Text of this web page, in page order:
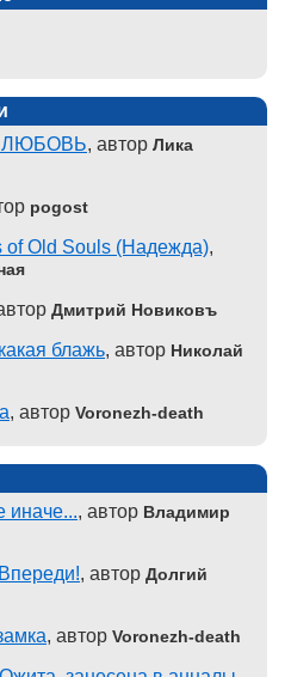
ЛЮБОВЬ, автор Лика
pogost
of Old Souls (Надежда),
Дмитрий Новиковъ
блажь, автор Николай
, автор Voronezh-death
иначе..., автор Владимир
, автор Долгий
, автор Voronezh-death